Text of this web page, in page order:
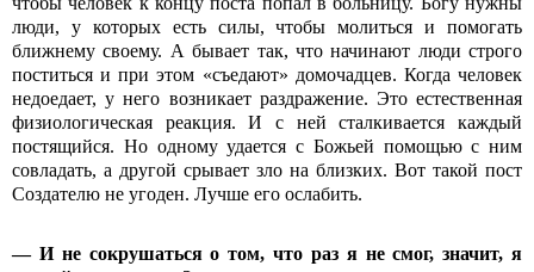
люди, у которых есть силы, чтобы молиться и помогать
ближнему своему. А бывает так, что начинают люди строго
поститься и при этом «съедают» домочадцев. Когда человек
недоедает, у него возникает раздражение. Это естественная
физиологическая реакция. И с ней сталкивается каждый
постящийся. Но одному удается с Божьей помощью с ним
совладать, а другой срывает зло на близких. Вот такой пост
Создателю не угоден. Лучше его ослабить.
—И не сокрушаться о том, что раз я не смог, значит, я